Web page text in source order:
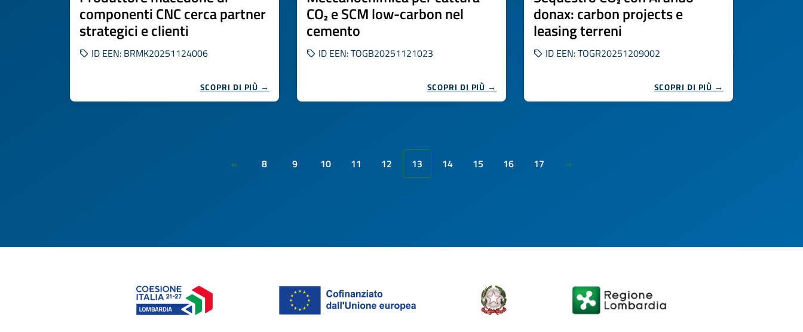
componenti CNC cerca partner
strategici e clienti
ID EEN: BRMK20251124006
SCOPRI DI PIÙ →
CO₂ e SCM low-carbon nel
cemento
ID EEN: TOGB20251121023
SCOPRI DI PIÙ →
donax: carbon projects e
leasing terreni
ID EEN: TOGR20251209002
SCOPRI DI PIÙ →
« 8 9 10 11 12 13 14 15 16 17 »